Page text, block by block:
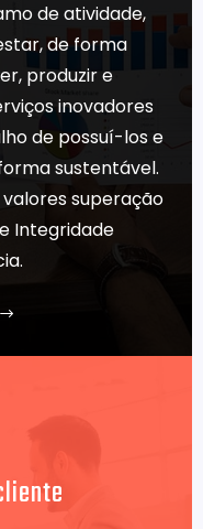
de atividade,
de forma
produzir e
inovadores
de possuí-los e
sustentável.
superação
Integridade